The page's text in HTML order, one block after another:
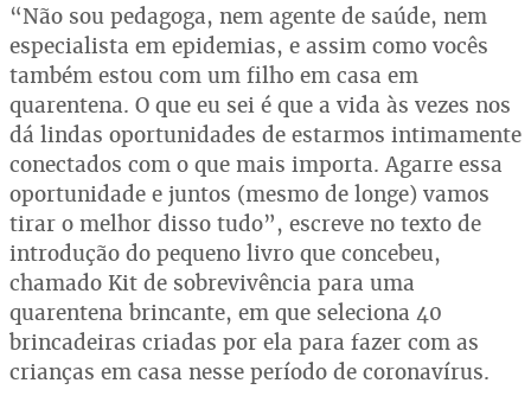
“Não sou pedagoga, nem agente de saúde, nem
especialista em epidemias, e assim como vocês
também estou com um filho em casa em
quarentena. O que eu sei é que a vida às vezes nos
dá lindas oportunidades de estarmos intimamente
conectados com o que mais importa. Agarre essa
oportunidade e juntos (mesmo de longe) vamos
tirar o melhor disso tudo”, escreve no texto de
introdução do pequeno livro que concebeu,
chamado Kit de sobrevivência para uma
quarentena brincante, em que seleciona 40
brincadeiras criadas por ela para fazer com as
crianças em casa nesse período de coronavírus.